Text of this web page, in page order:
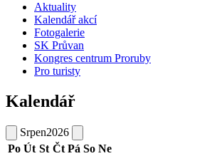
Aktuality
Kalendář akcí
Fotogalerie
SK Průvan
Kongres centrum Proruby
Pro turisty
Kalendář
Srpen2026
Po Út St Čt Pá So Ne